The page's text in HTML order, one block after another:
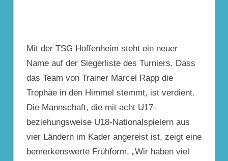
Mit der TSG Hoffenheim steht ein neuer
Name auf der Siegerliste des Turniers. Dass
das Team von Trainer Marcel Rapp die
Trophäe in den Himmel stemmt, ist verdient.
Die Mannschaft, die mit acht U17-
beziehungsweise U18-Nationalspielern aus
vier Ländern im Kader angereist ist, zeigt eine
bemerkenswerte Frühform. „Wir haben viel